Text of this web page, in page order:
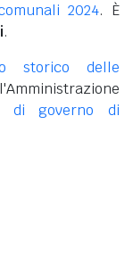
2024. È
.
storico delle
di governo di